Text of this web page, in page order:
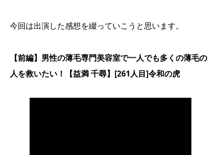
今回は出演した感想を綴っていこうと思います。
【前編】男性の薄毛専門美容室で一人でも多くの薄毛の
人を救いたい！【益満 千尋】[261人目]令和の虎